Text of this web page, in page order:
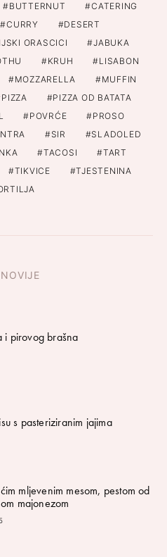
BUTTERNUT
CATERING
CURRY
DESERT
ORASCICI
JABUKA
KRUH
LISABON
MOZZARELLA
MUFFIN
PIZZA
PIZZA OD BATATA
POVRĆE
PROSO
SIR
SLADOLED
TACOSI
TART
TIKVICE
TJESTENINA
i pirovog brašna
s pasteriziranim jajima
mljevenim mesom, pestom od
majonezom